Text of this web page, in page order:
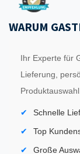
WARUM
Ihr Experte für
Lieferung,
Produktauswahl.
Schnelle
Top
Große